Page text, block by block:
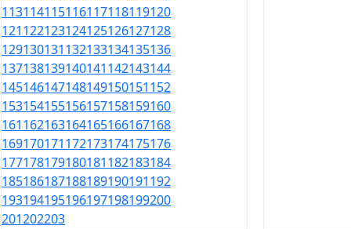
113114115116117118119120
121122123124125126127128
129130131132133134135136
137138139140141142143144
145146147148149150151152
153154155156157158159160
161162163164165166167168
169170171172173174175176
177178179180181182183184
185186187188189190191192
193194195196197198199200
201202203